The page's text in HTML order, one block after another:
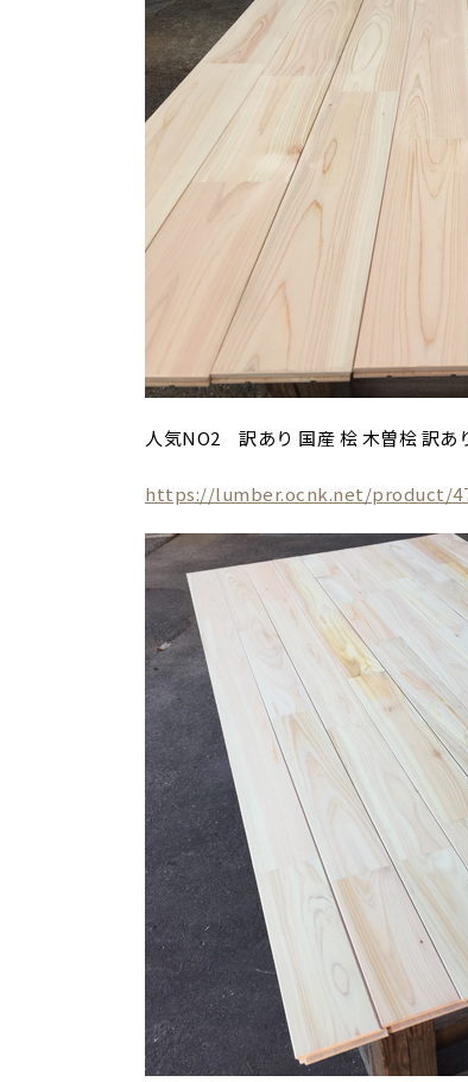
人気NO2 訳あり 国産 桧 木曽桧 訳あ
https://lumber.ocnk.net/product/